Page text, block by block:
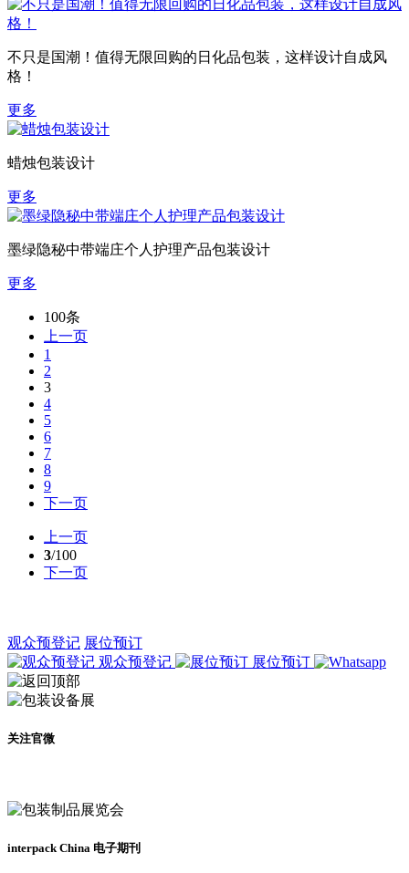
不只是国潮！值得无限回购的日化品包装，这样设计自成风
格！
更多
蜡烛包装设计
更多
​墨绿隐秘中带端庄个人护理产品包装设计​
更多
100条
上一页
1
2
3
4
5
6
7
8
9
下一页
上一页
3/100
下一页
观众预登记 展位预订
观众预登记
展位预订
关注官微
interpack China 电子期刊